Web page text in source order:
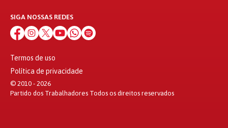
SIGA NOSSAS REDES
Termos de uso
Política de privacidade
© 2010 - 2026
Partido dos Trabalhadores Todos os direitos reservados